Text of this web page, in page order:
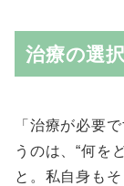
治療の選
「治療が必要
うのは、“何を
と。私自身も